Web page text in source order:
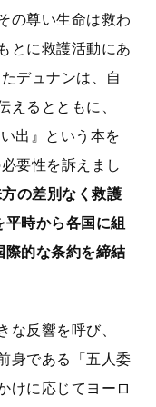
の尊い生命は救わ
とに救護活動にあ
デュナンは、自
えるとともに、
出』という本を
要性を訴えまし
の差別なく救護
時から各国に組
的な条約を締結
な反響を呼び、
身である「五人委
けに応じてヨーロ